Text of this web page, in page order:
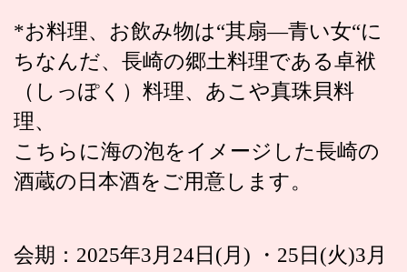
*お料理、お飲み物は“其扇―青い女“に
ちなんだ、長崎の郷土料理である卓袱
（しっぽく）料理、あこや真珠貝料
理、
こちらに海の泡をイメージした長崎の
酒蔵の日本酒をご用意します。
会期：2025年3月24日(月) ・25日(火)3月